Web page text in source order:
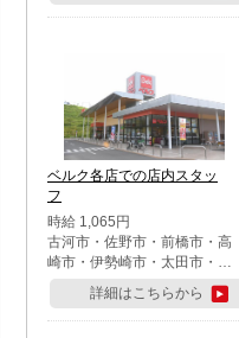
ベルク各店での店内スタッ
フ
時給 1,065円
古河市・佐野市・前橋市・高
崎市・伊勢崎市・太田市・館
林市・藤岡市・大泉町・さい
たま市北区・川越市・熊谷
市・行田市・秩父市・所沢
詳細はこちらから